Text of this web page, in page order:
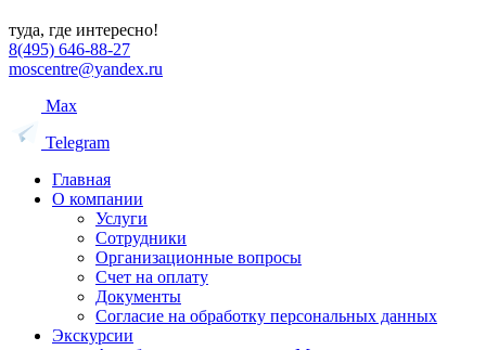
туда, где интересно!
8(495) 646-88-27
moscentre@yandex.ru
Max
Telegram
Главная
О компании
Услуги
Сотрудники
Организационные вопросы
Счет на оплату
Документы
Согласие на обработку персональных данных
Экскурсии